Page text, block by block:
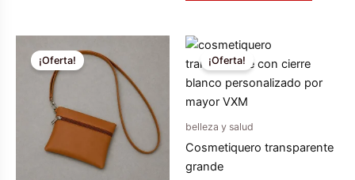
¡Oferta! ¡Oferta!
belleza y salud
Cosmetiquero transparente
grande